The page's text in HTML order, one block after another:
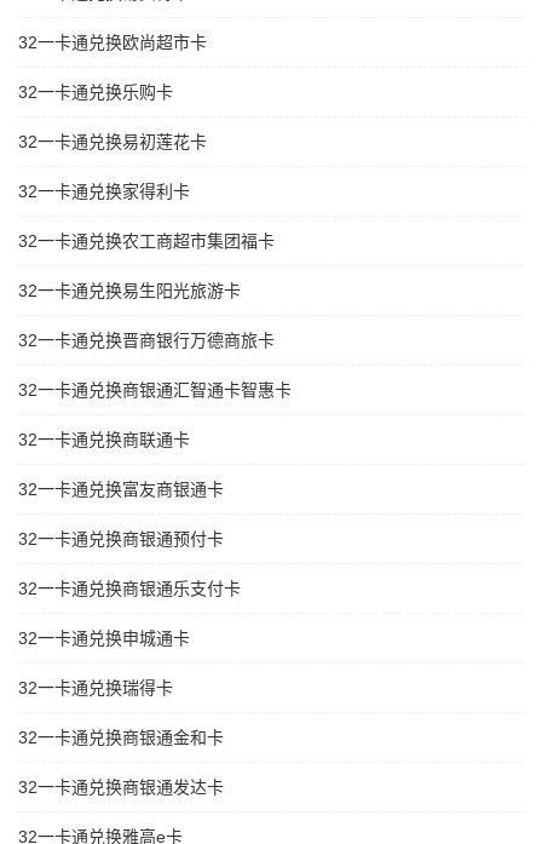
32一卡通兑换欧尚超市卡
32一卡通兑换乐购卡
32一卡通兑换易初莲花卡
32一卡通兑换家得利卡
32一卡通兑换农工商超市集团福卡
32一卡通兑换易生阳光旅游卡
32一卡通兑换晋商银行万德商旅卡
32一卡通兑换商银通汇智通卡智惠卡
32一卡通兑换商联通卡
32一卡通兑换富友商银通卡
32一卡通兑换商银通预付卡
32一卡通兑换商银通乐支付卡
32一卡通兑换申城通卡
32一卡通兑换瑞得卡
32一卡通兑换商银通金和卡
32一卡通兑换商银通发达卡
32一卡通兑换雅高e卡